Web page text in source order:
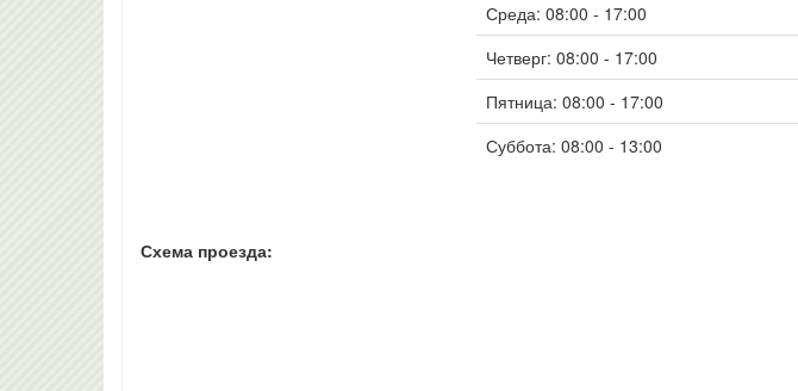
Среда: 08:00 - 17:00
Четверг: 08:00 - 17:00
Пятница: 08:00 - 17:00
Суббота: 08:00 - 13:00
Схема проезда: